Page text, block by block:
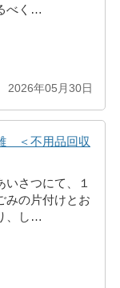
べく…
2026年05月30日
＜不用品回収
いさつにて、１
みの片付けとお
、し…